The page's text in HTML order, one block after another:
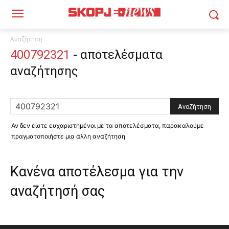
Αναζήτηση
400792321 - αποτελέσματα
αναζήτησης
Αν δεν είστε ευχαριστημένοι με τα αποτελέσματα, παρακαλούμε
πραγματοποιήστε μια άλλη αναζήτηση
Κανένα αποτέλεσμα για την
αναζήτησή σας